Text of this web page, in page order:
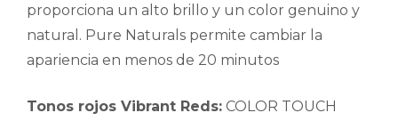
proporciona un alto brillo y un color genuino y
natural. Pure Naturals permite cambiar la
apariencia en menos de 20 minutos
Tonos rojos Vibrant Reds: COLOR TOUCH